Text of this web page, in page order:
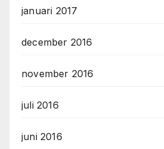
januari 2017
december 2016
november 2016
juli 2016
juni 2016